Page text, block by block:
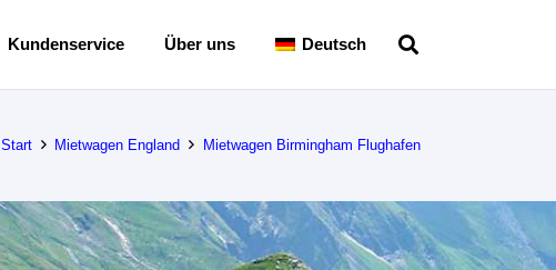
Kundenservice Über uns Deutsch
Start Mietwagen England Mietwagen Birmingham Flughafen